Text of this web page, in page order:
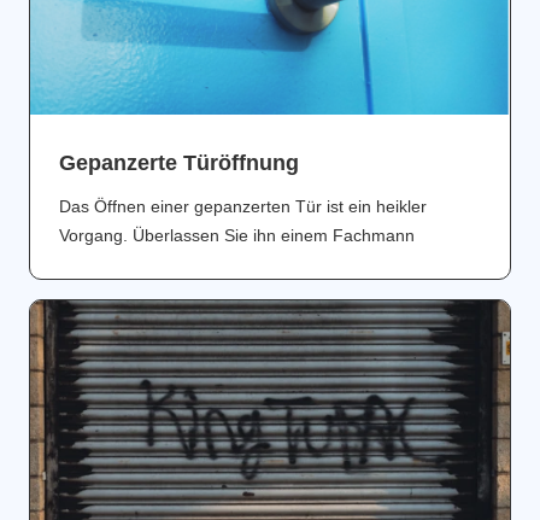
Gepanzerte Türöffnung
Das Öffnen einer gepanzerten Tür ist ein heikler
Vorgang. Überlassen Sie ihn einem Fachmann